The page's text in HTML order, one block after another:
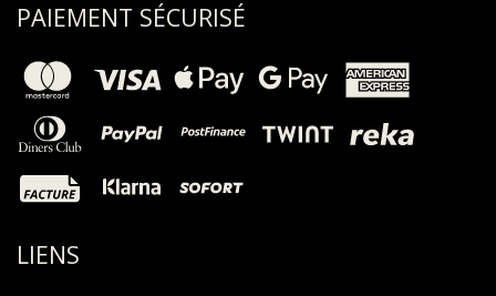
PAIEMENT SÉCURISÉ
LIENS